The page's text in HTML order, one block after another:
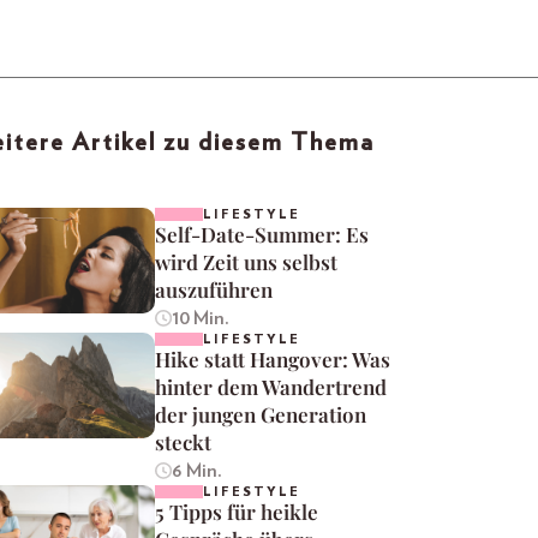
Artikel zu diesem Thema
LIFESTYLE
Self-Date-Summer: Es
wird Zeit uns selbst
auszuführen
10 Min.
LIFESTYLE
Hike statt Hangover: Was
hinter dem Wandertrend
der jungen Generation
steckt
6 Min.
LIFESTYLE
5 Tipps für heikle